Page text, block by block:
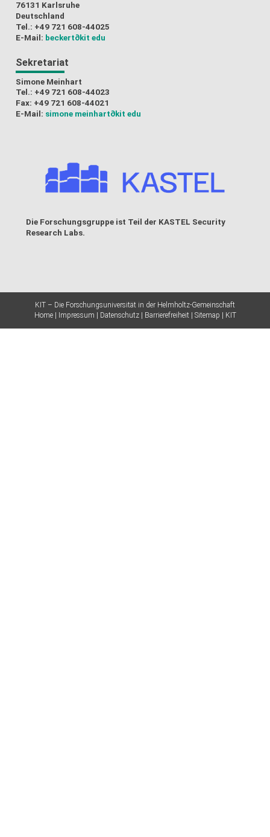
76131 Karlsruhe
Deutschland
Tel.: +49 721 608-44025
E-Mail: beckert∂kit edu
Sekretariat
Simone Meinhart
Tel.: +49 721 608-44023
Fax: +49 721 608-44021
E-Mail: simone meinhart∂kit edu
Die Forschungsgruppe ist Teil der KASTEL Security
Research Labs.
KIT – Die Forschungsuniversität in der Helmholtz-Gemeinschaft
Home
Impressum Datenschutz Barrierefreiheit Sitemap KIT